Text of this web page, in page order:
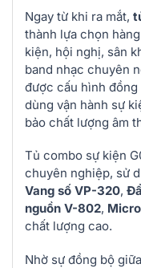
Ngay từ khi ra mắt,
thành lựa chọn
kiện, hội nghị, sân
band nhạc chuyên
được cấu hình đồng
dùng vận hành sự
bảo chất lượng âm
Tủ combo sự kiện
chuyên nghiệp, sử
Vang số VP-320,
nguồn V-802,
chất lượng cao.
Nhờ sự đồng bộ